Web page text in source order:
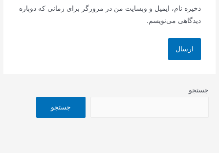
ذخیره نام، ایمیل و وبسایت من در مرورگر برای زمانی که دوباره
دیدگاهی می‌نویسم.
جستجو
جستجو